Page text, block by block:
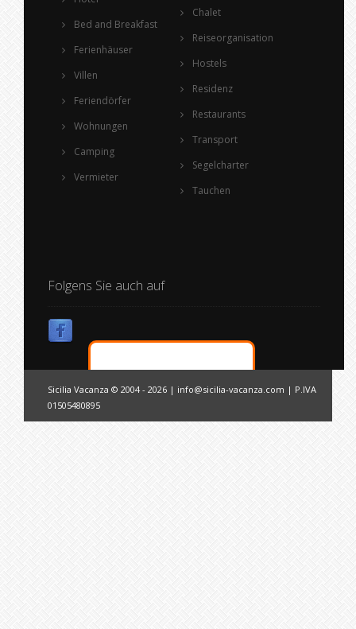
Bed and Breakfast
Ferienhäuser
Villen
Feriendörfer
Wohnungen
Camping
Vermieter
Chalet
Reiseorganisation
Hostels
Residenz
Restaurants
Transport
Segelcharter
Tauchen
Folgens Sie auch auf
Sicilia Vacanza © 2004 - 2026 | info@sicilia-vacanza.com | P.IVA
01505480895